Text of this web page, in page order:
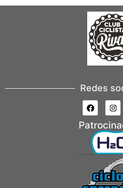
Redes